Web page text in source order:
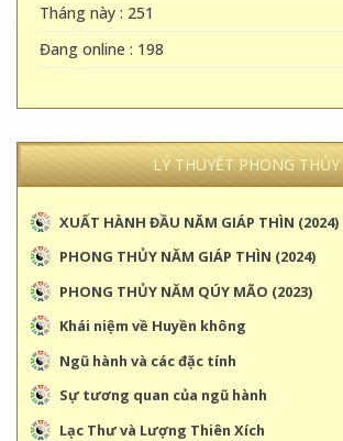
Tháng này : 251
Đang online : 198
LÝ THUYẾT PHONG THỦY
XUẤT HÀNH ĐẦU NĂM GIÁP THÌN (2024)
PHONG THỦY NĂM GIÁP THÌN (2024)
PHONG THỦY NĂM QÚY MÃO (2023)
Khái niệm về Huyền không
Ngũ hành và các đặc tính
Sự tương quan của ngũ hành
Lạc Thư và Lượng Thiên Xích